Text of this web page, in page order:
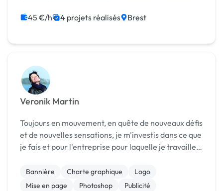
45 €/h 4 projets réalisés Brest
Veronik Martin
Toujours en mouvement, en quête de nouveaux défis
et de nouvelles sensations, je m'investis dans ce que
je fais et pour l'entreprise pour laquelle je travaille.
expérience dans le print me per...
Bannière Charte graphique
Logo
Mise en page
Photoshop Publicité